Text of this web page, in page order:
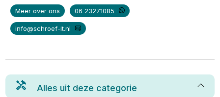
Meer over ons 06 23271085
info@schroef-it.nl
Alles uit deze categorie